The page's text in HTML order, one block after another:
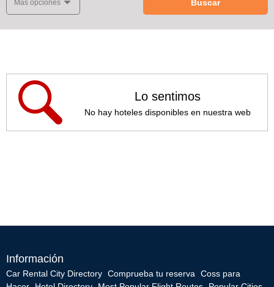
Más opciones Buscar
Lo sentimos
No hay hoteles disponibles en nuestra web
Información
Car Rental City Directory Comprueba tu reserva
Coss para